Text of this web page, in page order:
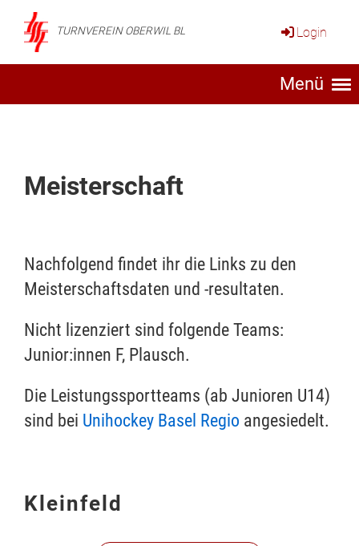
TURNVEREIN OBERWIL BL Login
Menü
Meisterschaft
Nachfolgend findet ihr die Links zu den
Meisterschaftsdaten und -resultaten.
Nicht lizenziert sind folgende Teams:
Junior:innen F, Plausch.
Die Leistungssportteams (ab Junioren U14)
sind bei Unihockey Basel Regio angesiedelt.
Kleinfeld